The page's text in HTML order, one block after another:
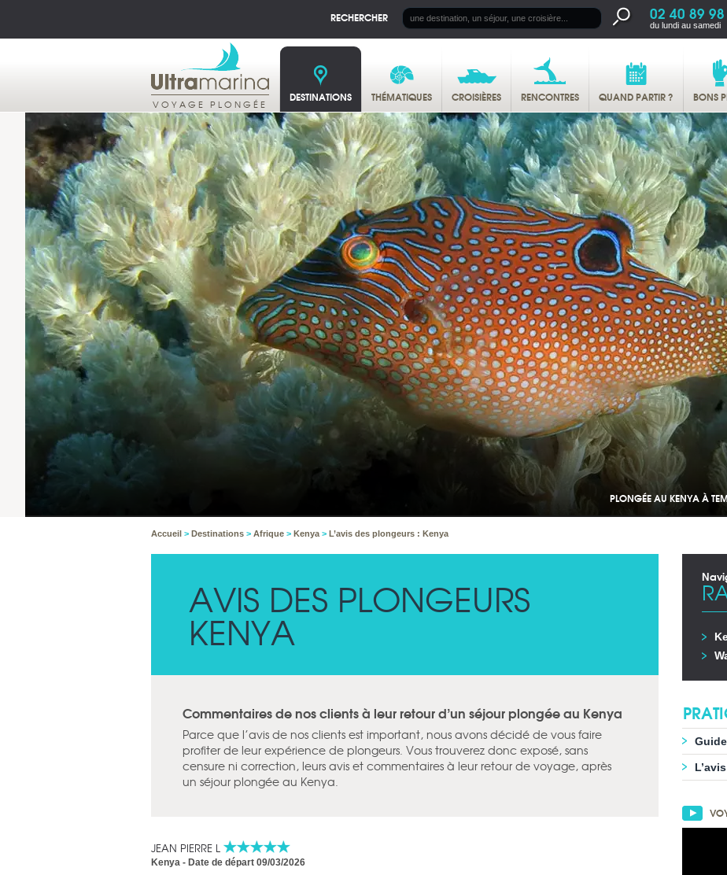
RECHERCHER 02 40 89
du lundi au samedi
VOYAGE PLONGÉE DESTINATIONS THÉMATIQUES CROISIÈRES RENCONTRES QUAND PARTIR ? BONS
PLONGÉE AU KENYA À
Accueil > Destinations > Afrique > Kenya > L’avis des plongeurs : Kenya
AVIS DES PLONGEURS
KENYA
Commentaires de nos clients à leur retour d’un séjour plongée au Kenya
Parce que l’avis de nos clients est important, nous avons décidé de vous faire
profiter de leur expérience de plongeurs. Vous trouverez donc exposé, sans
censure ni correction, leurs avis et commentaires à leur retour de voyage, après
un séjour plongée au Kenya.
JEAN PIERRE L
Kenya - Date de départ 09/03/2026